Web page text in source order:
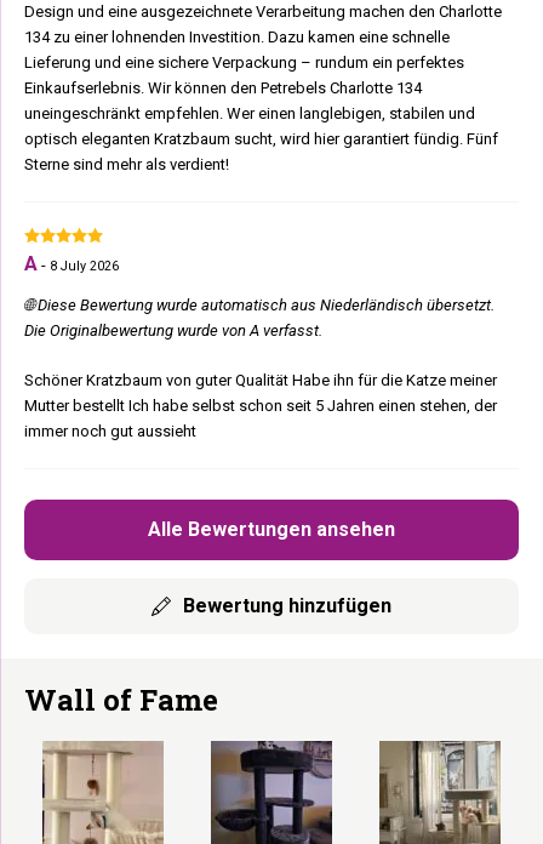
Alle Bewertungen ansehen
Bewertung hinzufügen
Design und eine ausgezeichnete Verarbeitung machen den Charlotte
134 zu einer lohnenden Investition. Dazu kamen eine schnelle
Lieferung und eine sichere Verpackung – rundum ein perfektes
Einkaufserlebnis. Wir können den Petrebels Charlotte 134
uneingeschränkt empfehlen. Wer einen langlebigen, stabilen und
optisch eleganten Kratzbaum sucht, wird hier garantiert fündig. Fünf
Sterne sind mehr als verdient!
A - 8 July 2026
🌐 Diese Bewertung wurde automatisch aus Niederländisch übersetzt.
Die Originalbewertung wurde von A verfasst.
Schöner Kratzbaum von guter Qualität Habe ihn für die Katze meiner
Mutter bestellt Ich habe selbst schon seit 5 Jahren einen stehen, der
immer noch gut aussieht
Wall of Fame